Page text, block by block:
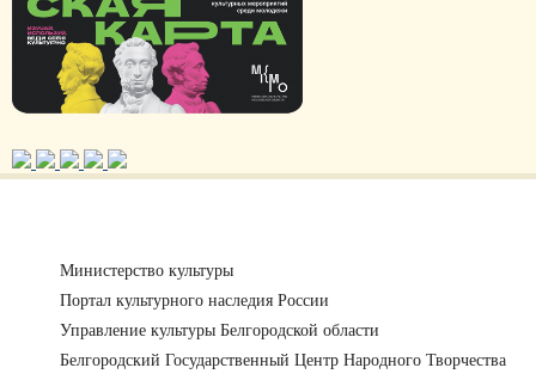
Министерство культуры
Портал культурного наследия России
Управление культуры Белгородской области
Белгородский Государственный Центр Народного Творчества